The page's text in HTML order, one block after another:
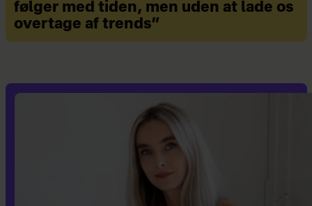
følger med tiden, men uden at lade os
overtage af trends”